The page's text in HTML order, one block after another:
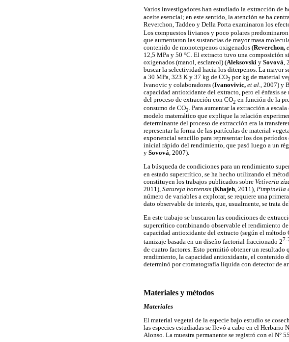
Varios investigadores han estudiado la extracción de
aceite esencial; en este sentido, la atención se ha
Reverchon, Taddeo y Della Porta examinaron los
Los compuestos livianos y poco polares
que aumentaron las sustancias de mayor masa
contenido de monoterpenos oxigenados (Reverchon,
12,5 MPa y 50 °C. El extracto tuvo una composición
oxigenados (manol, esclareol) (Aleksovski y Sovová
buscar la selectividad hacia los diterpenos. La mayor
a 30 MPa, 323 K y 37 kg de CO2 por kg de material
Ivanovic y colaboradores (Ivanovivic, et al., 2007) y
capacidad antioxidante del extracto, pero el énfasis
del proceso de extracción con CO2 en función de la
consumo de CO2
. Para aumentar la extracción a
modelo matemático que explique la relación
determinante del proceso de extracción era la
representar la forma de las partículas de material
exponencial sencillo para representar los dos
inicial rápido del rendimiento, que pasó luego a un
y Sovová, 2007).
La búsqueda de condiciones para un rendimiento
en estado supercrítico, se ha hecho utilizando el
constituyen los trabajos publicados sobre Vetiveria
2011), Satureja hortensis (Khajeh, 2011), Pimpinella
número de variables a explorar, se requiere una
dato observable de interés, que, usualmente, se trata
En este trabajo se buscaron las condiciones de
supercrítico combinando observable el rendimiento
capacidad antioxidante del extracto (según el método
tamizaje basada en un diseño factorial fraccionado 27-
de cuatro factores. Esto permitió obtener un
rendimiento, la capacidad antioxidante, el contenido
determinó por cromatografía líquida con detector de
Materiales y métodos
Materiales
El material vegetal de la especie bajo estudio se
las especies estudiadas se llevó a cabo en el
Alonso. La muestra permanente se registró con el N°